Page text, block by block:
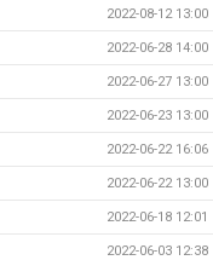
2022-08-12 13:00
2022-06-28 14:00
2022-06-27 13:00
2022-06-23 13:00
2022-06-22 16:06
2022-06-22 13:00
2022-06-18 12:01
2022-06-03 12:38